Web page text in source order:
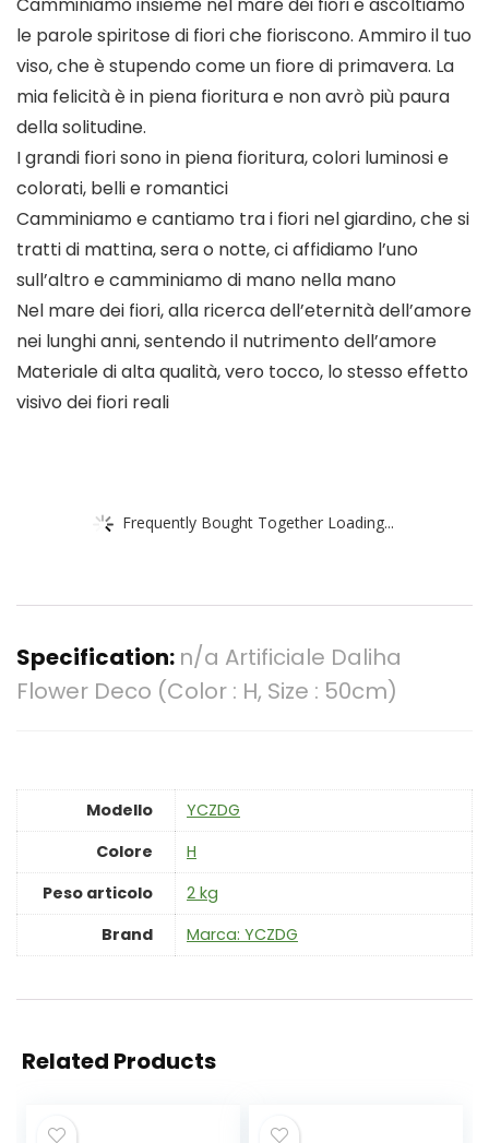
Camminiamo insieme nel mare dei fiori e ascoltiamo
le parole spiritose di fiori che fioriscono. Ammiro il tuo
viso, che è stupendo come un fiore di primavera. La
mia felicità è in piena fioritura e non avrò più paura
della solitudine.
I grandi fiori sono in piena fioritura, colori luminosi e
colorati, belli e romantici
Camminiamo e cantiamo tra i fiori nel giardino, che si
tratti di mattina, sera o notte, ci affidiamo l’uno
sull’altro e camminiamo di mano nella mano
Nel mare dei fiori, alla ricerca dell’eternità dell’amore
nei lunghi anni, sentendo il nutrimento dell’amore
Materiale di alta qualità, vero tocco, lo stesso effetto
visivo dei fiori reali
Frequently Bought Together Loading...
Specification: n/a Artificiale Daliha
Flower Deco (Color : H, Size : 50cm)
Modello
‎YCZDG
Colore
‎H
Peso articolo
‎2 kg
Brand
Marca: YCZDG
Related Products